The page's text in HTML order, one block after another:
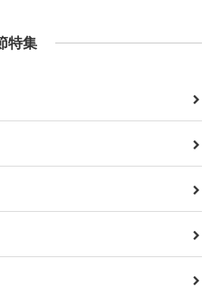
特集